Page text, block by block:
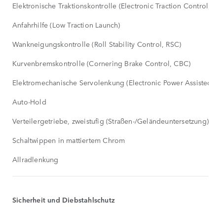
Elektronische Traktionskontrolle (Electronic Traction Control,
Anfahrhilfe (Low Traction Launch)
Wankneigungskontrolle (Roll Stability Control, RSC)
Kurvenbremskontrolle (Cornering Brake Control, CBC)
Elektromechanische Servolenkung (Electronic Power Assisted
Auto-Hold
Verteilergetriebe, zweistufig (Straßen-/Geländeuntersetzung)
Schaltwippen in mattiertem Chrom
Allradlenkung
Sicherheit und Diebstahlschutz